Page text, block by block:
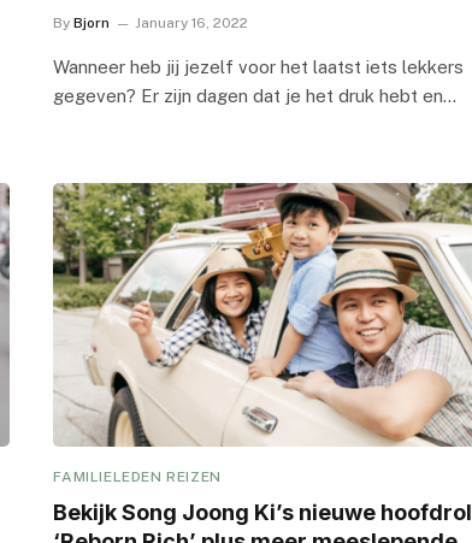
By Bjorn January 16, 2022
Wanneer heb jij jezelf voor het laatst iets lekkers
gegeven? Er zijn dagen dat je het druk hebt en…
FAMILIELEDEN REIZEN
Bekijk Song Joong Ki’s nieuwe hoofdrol